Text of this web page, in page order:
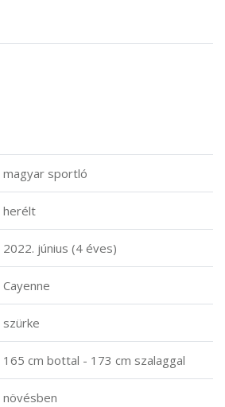
magyar sportló
herélt
2022. június (4 éves)
Cayenne
szürke
165 cm bottal - 173 cm szalaggal
növésben